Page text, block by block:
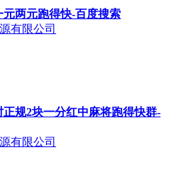
两元跑得快-百度搜索
有限公司
规2块一分红中麻将跑得快群-
有限公司